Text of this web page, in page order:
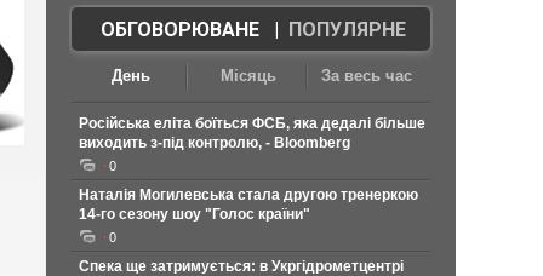
ОБГОВОРЮВАНЕ| ПОПУЛЯРНЕ
День Місяць За весь час
Російська еліта боїться ФСБ, яка дедалі більше
виходить з-під контролю, - Bloomberg
0
Наталія Могилевська стала другою тренеркою
14-го сезону шоу "Голос країни"
0
Спека ще затримується: в Укргідрометцентрі